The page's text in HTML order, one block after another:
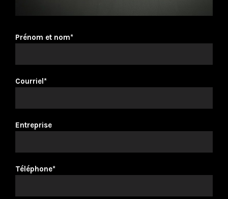
Prénom et nom*
Courriel*
Entreprise
Téléphone*